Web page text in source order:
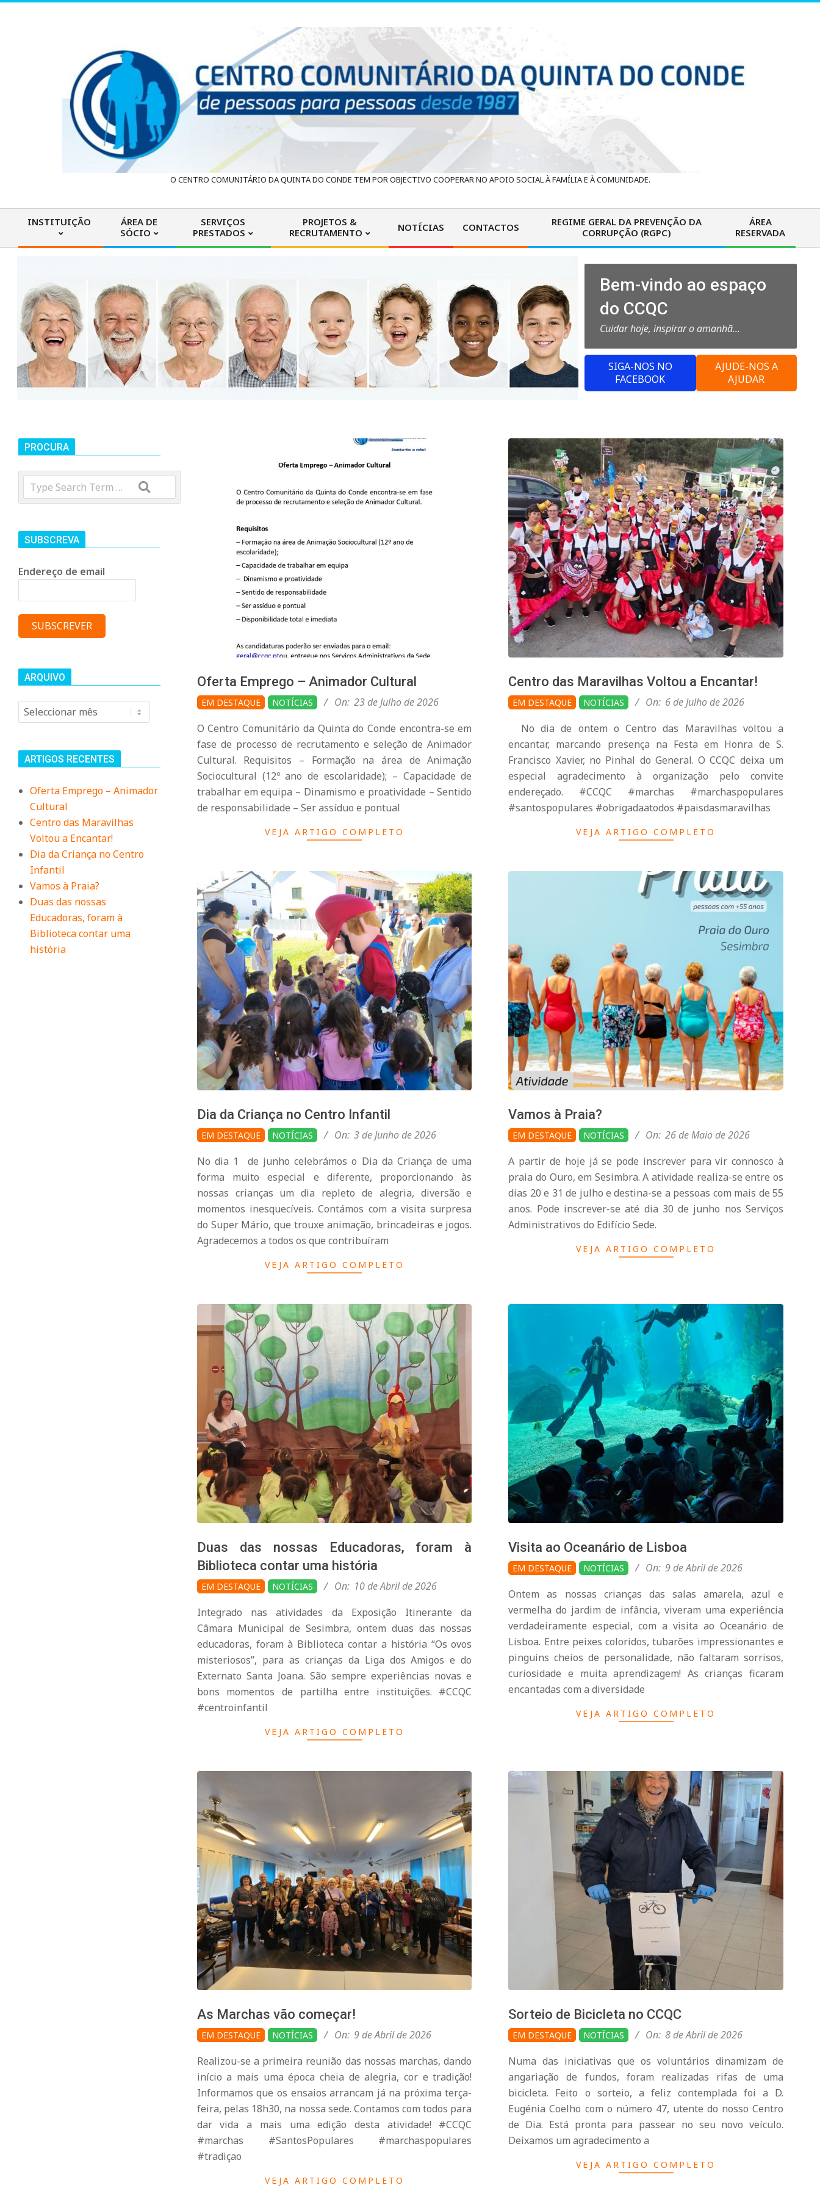
e
n
t
r
o
o
m
u
n
i
t
á
r
i
o
d
a
Q
u
i
O CENTRO COMUNITÁRIO DA QUINTA DO CONDE TEM POR OBJECTIVO COOPERAR NO APOIO SOCIAL À FAMÍLIA E À COMUNIDADE.
Primary
Navigation
INSTITUIÇÃO
ÁREA DE
SÓCIO
SERVIÇOS
PRESTADOS
PROJETOS &
RECRUTAMENTO
NOTÍCIAS CONTACTOS
REGIME GERAL DA PREVENÇÃO DA
CORRUPÇÃO (RGPC)
ÁREA
RESERVADA
Bem-vindo ao espaço
do CCQC
Cuidar hoje, inspirar o amanhã...
SIGA-NOS NO
FACEBOOK
AJUDE-NOS A
AJUDAR
Oferta Emprego – Animador Cultural
2026-
23
EM DESTAQUE NOTÍCIAS On: 23 de Julho de 2026
O Centro Comunitário da Quinta do Conde encontra-se em
fase de processo de recrutamento e seleção de Animador
Cultural. Requisitos – Formação na área de Animação
Sociocultural (12º ano de escolaridade); – Capacidade de
trabalhar em equipa – Dinamismo e proatividade – Sentido
de responsabilidade – Ser assíduo e pontual
VEJA ARTIGO COMPLETO
Centro das Maravilhas Voltou a Encantar!
2026-
EM DESTAQUE NOTÍCIAS On: 6 de Julho de 2026
No dia de ontem o Centro das Maravilhas voltou a
encantar, marcando presença na Festa em Honra de S.
Francisco Xavier, no Pinhal do General. O CCQC deixa um
especial agradecimento à organização pelo convite
endereçado. #CCQC #marchas #marchaspopulares
#santospopulares #obrigadaatodos #paisdasmaravilhas
VEJA ARTIGO COMPLETO
Dia da Criança no Centro Infantil
2026-
03
EM DESTAQUE NOTÍCIAS On: 3 de Junho de 2026
No dia 1 de junho celebrámos o Dia da Criança de uma
forma muito especial e diferente, proporcionando às
nossas crianças um dia repleto de alegria, diversão e
momentos inesquecíveis. Contámos com a visita surpresa
do Super Mário, que trouxe animação, brincadeiras e jogos.
Agradecemos a todos os que contribuíram
VEJA ARTIGO COMPLETO
Vamos à Praia?
2026-
26
EM DESTAQUE NOTÍCIAS On: 26 de Maio de 2026
A partir de hoje já se pode inscrever para vir connosco à
praia do Ouro, em Sesimbra. A atividade realiza-se entre os
dias 20 e 31 de julho e destina-se a pessoas com mais de 55
anos. Pode inscrever-se até dia 30 de junho nos Serviços
Administrativos do Edifício Sede.
VEJA ARTIGO COMPLETO
Duas das nossas Educadoras, foram à
Biblioteca contar uma história
2026-
10
EM DESTAQUE NOTÍCIAS On: 10 de Abril de 2026
Integrado nas atividades da Exposição Itinerante da
Câmara Municipal de Sesimbra, ontem duas das nossas
educadoras, foram à Biblioteca contar a história “Os ovos
misteriosos”, para as crianças da Liga dos Amigos e do
Externato Santa Joana. São sempre experiências novas e
bons momentos de partilha entre instituições. #CCQC
#centroinfantil
VEJA ARTIGO COMPLETO
Visita ao Oceanário de Lisboa
2026-
09
EM DESTAQUE NOTÍCIAS On: 9 de Abril de 2026
Ontem as nossas crianças das salas amarela, azul e
vermelha do jardim de infância, viveram uma experiência
verdadeiramente especial, com a visita ao Oceanário de
Lisboa. Entre peixes coloridos, tubarões impressionantes e
pinguins cheios de personalidade, não faltaram sorrisos,
curiosidade e muita aprendizagem! As crianças ficaram
encantadas com a diversidade
VEJA ARTIGO COMPLETO
As Marchas vão começar!
2026-
09
EM DESTAQUE NOTÍCIAS On: 9 de Abril de 2026
Realizou-se a primeira reunião das nossas marchas, dando
início a mais uma época cheia de alegria, cor e tradição!
Informamos que os ensaios arrancam já na próxima terça-
feira, pelas 18h30, na nossa sede. Contamos com todos para
dar vida a mais uma edição desta atividade! #CCQC
#marchas #SantosPopulares #marchaspopulares
#tradiçao
VEJA ARTIGO COMPLETO
Sorteio de Bicicleta no CCQC
2026-
08
EM DESTAQUE NOTÍCIAS On: 8 de Abril de 2026
Numa das iniciativas que os voluntários dinamizam de
angariação de fundos, foram realizadas rifas de uma
bicicleta. Feito o sorteio, a feliz contemplada foi a D.
Eugénia Coelho com o número 47, utente do nosso Centro
de Dia. Está pronta para passear no seu novo veículo.
Deixamos um agradecimento a
VEJA ARTIGO COMPLETO
PROCURA
Search
SUBSCREVA
Endereço de email
ARQUIVO
Arquivo
ARTIGOS RECENTES
Oferta Emprego – Animador
Cultural
Centro das Maravilhas
Voltou a Encantar!
Dia da Criança no Centro
Infantil
Vamos à Praia?
Duas das nossas
Educadoras, foram à
Biblioteca contar uma
história